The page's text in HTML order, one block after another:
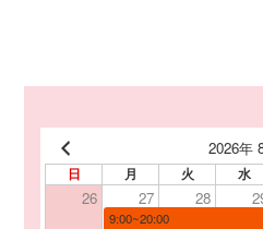
2026年
日 月 火 水
26 27 28
9:00~20:00